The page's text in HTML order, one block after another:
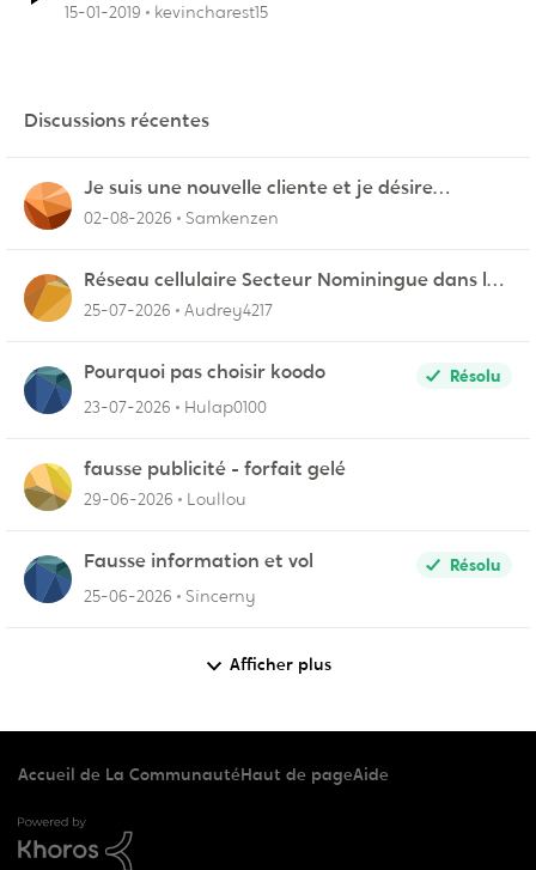
15-01-2019 kevincharest15
Discussions récentes
Je suis une nouvelle cliente et je désire
connecter mon appareil sur videotron
02-08-2026 Samkenzen
Réseau cellulaire Secteur Nominingue dans les
Hautes-Laurentides instable
25-07-2026 Audrey4217
Pourquoi pas choisir koodo
Résolu
23-07-2026
Hulap0100
fausse publicité - forfait gelé
29-06-2026 Loullou
Fausse information et vol
Résolu
25-06-2026
Sincerny
Afficher plus
Accueil de La CommunautéHaut de pageAide